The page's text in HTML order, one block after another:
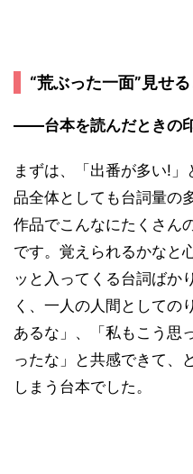
“荒ぶった一面”見せ
――台本を読んだときの印
まずは、「出番が多い!
品全体としても台詞量の
作品でこんなにたくさん
です。覚えられるかなと
ッと入ってくる台詞ばか
く、一人の人間としての
あるな」、「私もこう思
ったな」と共感できて、
しまう台本でした。